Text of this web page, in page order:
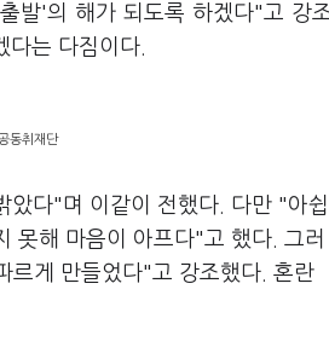
발'의 해가 되도록 하겠다"고 강
는 다짐이다.
동취재단
다"며 이같이 전했다. 다만 "아쉽
못해 마음이 아프다"고 했다. 그러
르게 만들었다"고 강조했다. 혼란